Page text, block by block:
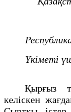
Үкіметі
Қырғыз
келіскен